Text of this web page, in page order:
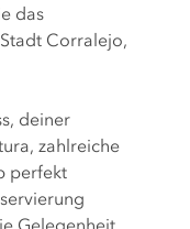
das
Corralejo,
deiner
zahlreiche
perfekt
Gelegenheit,